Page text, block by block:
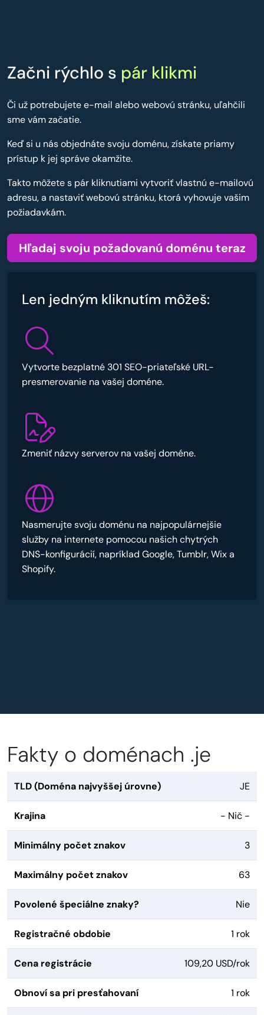
Začni rýchlo s pár klikmi
Či už potrebujete e-mail alebo webovú stránku, uľahčili
sme vám začatie.
Keď si u nás objednáte svoju doménu, získate priamy
prístup k jej správe okamžite.
Takto môžete s pár kliknutiami vytvoriť vlastnú e-mailovú
adresu, a nastaviť webovú stránku, ktorá vyhovuje vašim
požiadavkám.
Hľadaj svoju požadovanú doménu teraz
Len jedným kliknutím môžeš:
Vytvorte bezplatné 301 SEO-priateľské URL-
presmerovanie na vašej doméne.
Zmeniť názvy serverov na vašej doméne.
Nasmerujte svoju doménu na najpopulárnejšie
služby na internete pomocou našich chytrých
DNS-konfigurácií, napríklad Google, Tumblr, Wix a
Shopify.
Fakty o doménach .je
TLD (Doména najvyššej úrovne) JE
Krajina - Nič -
Minimálny počet znakov 3
Maximálny počet znakov 63
Povolené špeciálne znaky? Nie
Registračné obdobie 1 rok
Cena registrácie 109,20 USD/rok
Obnoví sa pri presťahovaní 1 rok